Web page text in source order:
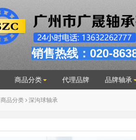
销售热线：020-
商品分类 代理品牌 品牌轴承
商品分类 深沟球轴承